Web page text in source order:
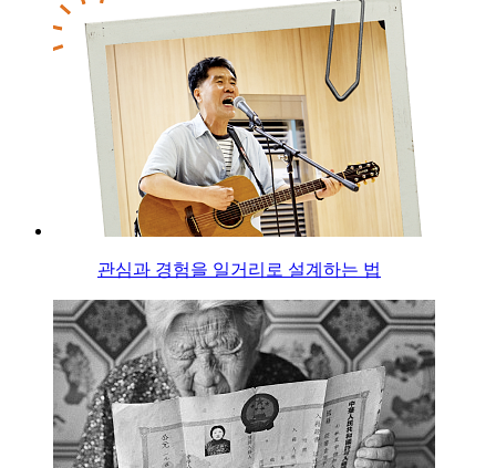
관심과 경험을 일거리로 설계하는 법